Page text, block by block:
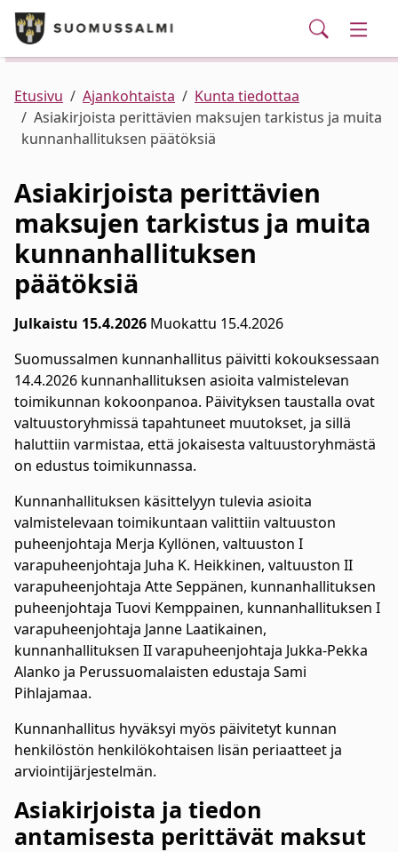
Siirry pääsisältöön
Puhelinluettelo/yhteystiedot
Palvelut
Ajankohtaista
Verkkokauppa
Haku
Kunta ja hallinto
Asuminen ja ympäristö
Varhaiskasvatus ja koulutus
Elinvoima
Kulttuuri, vapaa-aika ja nuoret
Etusivu Ajankohtaista
Kunta tiedottaa
Asiakirjoista perittävien maksujen tarkistus ja muita
kunnanhallituksen päätöksiä
Asiakirjoista perittävien
maksujen tarkistus ja muita
kunnanhallituksen
päätöksiä
Julkaistu 15.4.2026 Muokattu 15.4.2026
Suomussalmen kunnanhallitus päivitti kokouksessaan
14.4.2026 kunnanhallituksen asioita valmistelevan
toimikunnan kokoonpanoa. Päivityksen taustalla ovat
valtuustoryhmissä tapahtuneet muutokset, ja sillä
haluttiin varmistaa, että jokaisesta valtuustoryhmästä
on edustus toimikunnassa.
Kunnanhallituksen käsittelyyn tulevia asioita
valmistelevaan toimikuntaan valittiin valtuuston
puheenjohtaja Merja Kyllönen, valtuuston I
varapuheenjohtaja Juha K. Heikkinen, valtuuston II
varapuheenjohtaja Atte Seppänen, kunnanhallituksen
puheenjohtaja Tuovi Kemppainen, kunnanhallituksen I
varapuheenjohtaja Janne Laatikainen,
kunnanhallituksen II varapuheenjohtaja Jukka-Pekka
Alanko ja Perussuomalaisten edustaja Sami
Pihlajamaa.
Kunnanhallitus hyväksyi myös päivitetyt kunnan
henkilöstön henkilökohtaisen lisän periaatteet ja
arviointijärjestelmän.
Asiakirjoista ja tiedon
antamisesta perittävät maksut